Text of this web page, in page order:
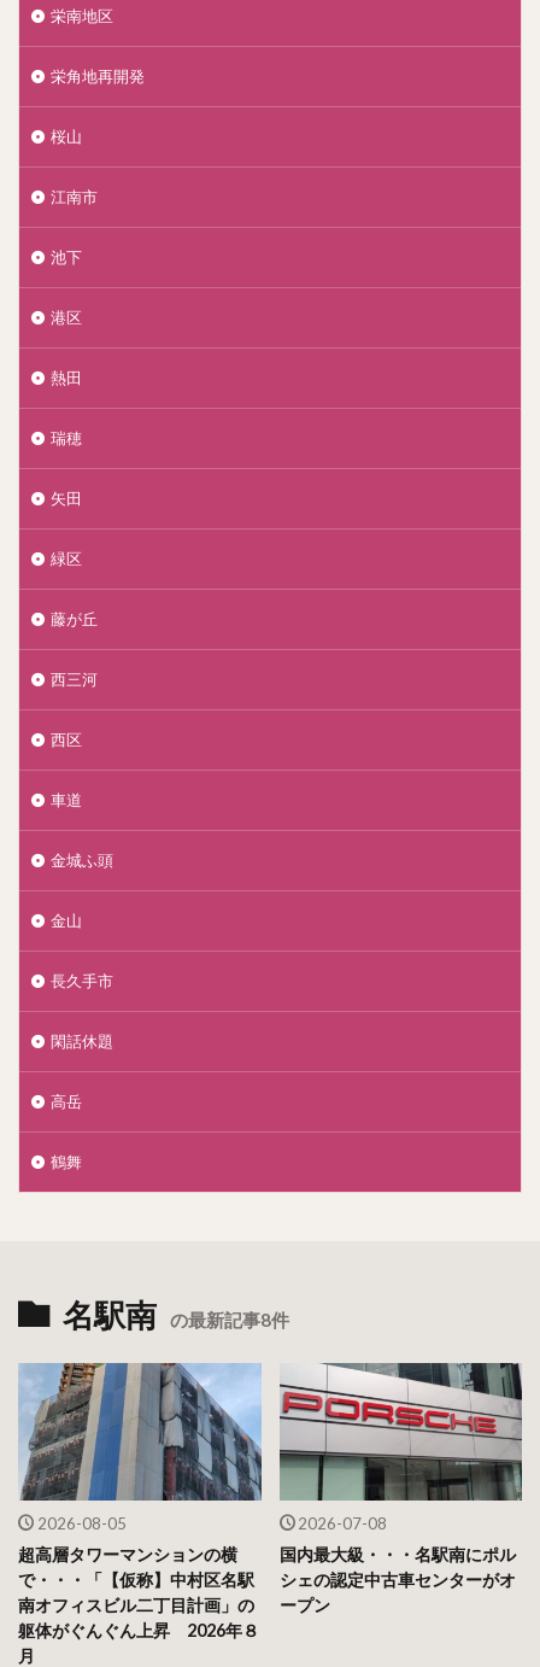
栄南地区
栄角地再開発
桜山
江南市
池下
港区
熱田
瑞穂
矢田
緑区
藤が丘
西三河
西区
車道
金城ふ頭
金山
長久手市
閑話休題
高岳
鶴舞
名駅南 の最新記事8件
2026-08-05
超高層タワーマンションの横
で・・・「【仮称】中村区名駅
南オフィスビル二丁目計画」の
躯体がぐんぐん上昇 2026年８
月
2026-07-08
国内最大級・・・名駅南にポル
シェの認定中古車センターがオ
ープン